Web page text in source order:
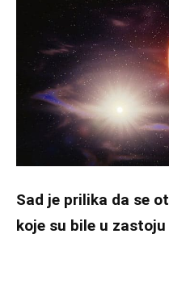
Sad je prilika da se
koje su bile u